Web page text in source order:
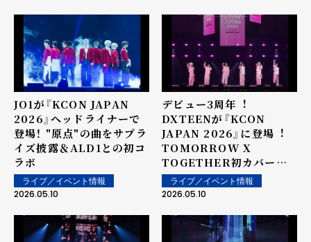
JO1が『KCON JAPAN
2026』ヘッドライナーで
登場！ "原点"の曲をサプラ
イズ披露＆ALD1との初コ
ラボ
ライブ／イベント情報
2026.05.10
デビュー3周年︕
DXTEENが『KCON
JAPAN 2026』に登場︕
TOMORROW X
TOGETHER初カバーに
⼤歓声︕＜オフィシャルラ
イブレポート＞
ライブ／イベント情報
2026.05.10